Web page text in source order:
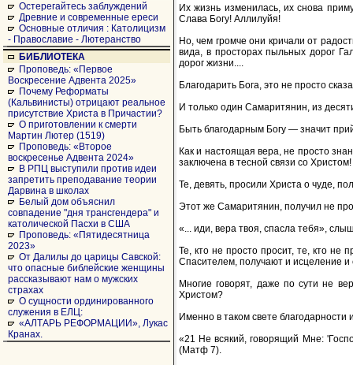
Остерегайтесь заблуждений
Древние и современные ереси
Основные отличия : Католицизм
- Православие - Лютеранство
БИБЛИОТЕКА
Проповедь: «Первое
Воскресение Адвента 2025»
Почему Реформаты
(Кальвинисты) отрицают реальное
присутствие Христа в Причастии?
О приготовлении к смерти
Мартин Лютер (1519)
Проповедь: «Второе
воскресенье Адвента 2024»
В РПЦ выступили против идеи
запретить преподавание теории
Дарвина в школах
Белый дом объяснил
совпадение "дня трансгендера" и
католической Пасхи в США
Проповедь: «Пятидесятница
2023»
От Далилы до царицы Савской:
что опасные библейские женщины
рассказывают нам о мужских
страхах
О сущности ординированного
служения в ЕЛЦ:
«АЛТАРЬ РЕФОРМАЦИИ», Лукас
Кранах.
Их жизнь изменилась, их снова
Слава Богу! Аллилуйя!
Но, чем громче они кричали от
вида, в просторах пыльных дорог
дорог жизни....
Благодарить Бога, это не просто
И только один Самаритянин, из
Быть благодарным Богу — значит
Как и настоящая вера, не просто
заключена в тесной связи со Христом!
Те, девять, просили Христа о чуде,
Этот же Самаритянин, получил не
«... иди, вера твоя, спасла тебя»,
Те, кто не просто просит, те, кто не
Спасителем, получают и исцеление и
Многие говорят, даже по сути не
Христом?
Именно в таком свете
«21 Не всякий, говорящий Мне:
(Матф 7).